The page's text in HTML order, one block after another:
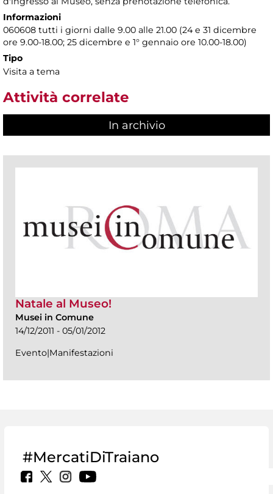
Informazioni
060608 tutti i giorni dalle 9.00 alle 21.00 (24 e 31 dicembre
ore 9.00-18.00; 25 dicembre e 1° gennaio ore 10.00-18.00)
Tipo
Visita a tema
Attività correlate
In archivio
Natale al Museo!
Musei in Comune
14/12/2011 - 05/01/2012
Evento|Manifestazioni
#MercatiDiTraiano